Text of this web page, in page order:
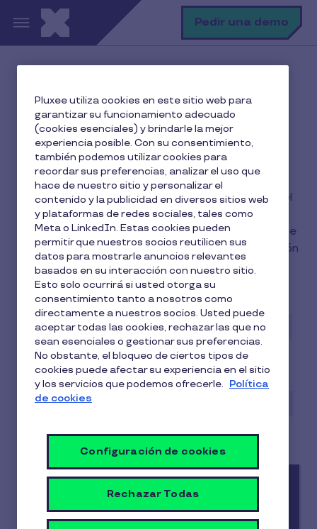
Pasar al contenido principal Pedir una demo
El blog de Pluxee
Mantente al día sobre todo lo relacionado con el
bienestar de los empleados: retribución flexible,
beneficios sociales, compromiso y satisfacción de
empleados.... sin olvidar la importancia de la gestión
administrativa de la empresa para Recursos
Humanos.
Beneficios para empleados Casos de éxito
Conciliación Digitalización
Employee Experience Gestión RRHH
Guías y Estudios
Pluxee utiliza cookies en este sitio web para
garantizar su funcionamiento adecuado
(cookies esenciales) y brindarle la mejor
experiencia posible. Con su consentimiento,
también podemos utilizar cookies para
recordar sus preferencias, analizar el uso que
hace de nuestro sitio y personalizar el
contenido y la publicidad en diversos sitios web
y plataformas de redes sociales, tales como
Meta o LinkedIn. Estas cookies pueden
permitir que nuestros socios reutilicen sus
datos para mostrarle anuncios relevantes
basados en su interacción con nuestro sitio.
Esto solo ocurrirá si usted otorga su
consentimiento tanto a nosotros como
directamente a nuestros socios. Usted puede
aceptar todas las cookies, rechazar las que no
sean esenciales o gestionar sus preferencias.
No obstante, el bloqueo de ciertos tipos de
cookies puede afectar su experiencia en el sitio
y los servicios que podemos ofrecerle. Política
de cookies
Configuración de cookies
Rechazar Todas